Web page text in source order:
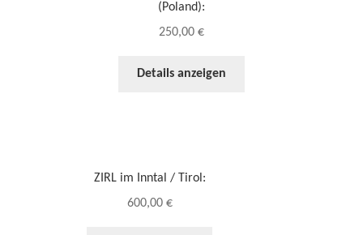
(Poland):
250,00 €
Details anzeigen
ZIRL im Inntal / Tirol:
600,00 €